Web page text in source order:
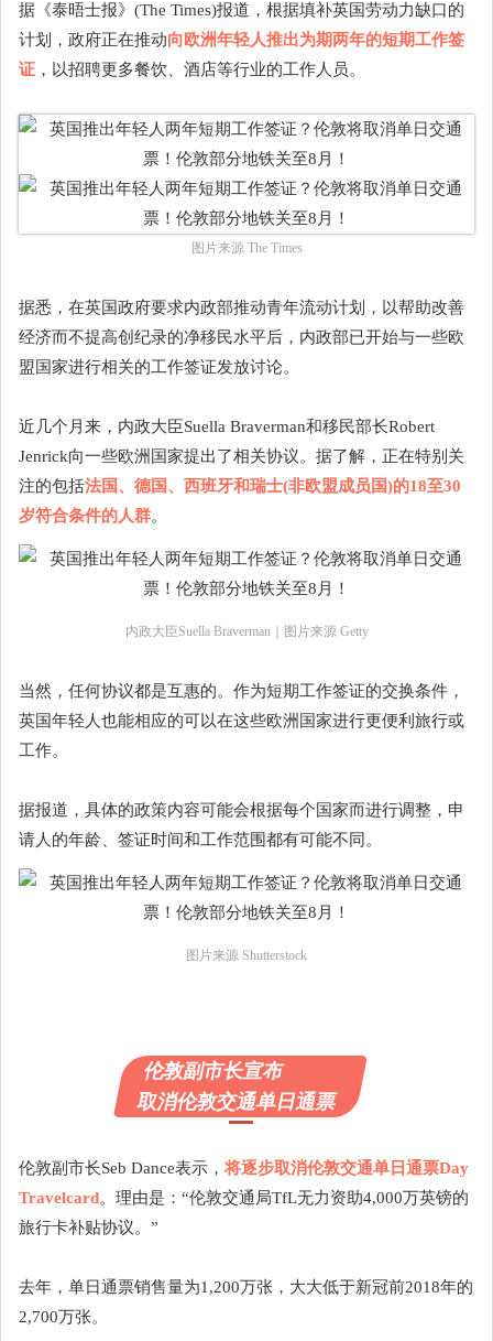
据《泰晤士报》(The Times)报道，根据填补英国劳动力缺口的
计划，政府正在推动向欧洲年轻人推出为期两年的短期工作签
证 ，以招聘更多餐饮、酒店等行业的工作人员。
图片来源 The Times
据悉，在英国政府要求内政部推动青年流动计划，以帮助改善
经济而不提高创纪录的净移民水平后，内政部已开始与一些欧
盟国家进行相关的工作签证发放讨论。
近几个月来，内政大臣Suella Braverman和移民部长Robert
Jenrick向一些欧洲国家提出了相关协议。据了解，正在特别关
注的包括法国、德国、西班牙和瑞士(非欧盟成员国)的18至30
岁符合条件的人群。
内政大臣Suella Braverman｜图片来源 Getty
当然，任何协议都是互惠的。作为短期工作签证的交换条件，
英国年轻人也能相应的可以在这些欧洲国家进行更便利旅行或
工作。
据报道，具体的政策内容可能会根据每个国家而进行调整，申
请人的年龄、签证时间和工作范围都有可能不同。
图片来源 Shutterstock
伦敦副市长宣布
取消伦敦交通单日通票
伦敦副市长Seb Dance表示， 将逐步取消伦敦交通单日通票Day
Travelcard。理由是：“伦敦交通局TfL无力资助4,000万英镑的
旅行卡补贴协议。”
去年，单日通票销售量为1,200万张，大大低于新冠前2018年的
2,700万张。